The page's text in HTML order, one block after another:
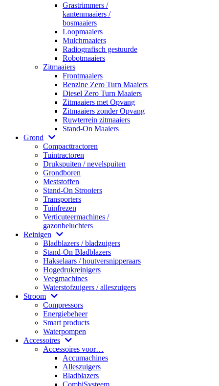
Grastrimmers /
kantenmaaiers /
bosmaaiers
Loopmaaiers
Mulchmaaiers
Radiografisch gestuurde
Robotmaaiers
Zitmaaiers
Frontmaaiers
Benzine Zero Turn Maaiers
Diesel Zero Turn Maaiers
Zitmaaiers met Opvang
Zitmaaiers zonder Opvang
Ruwterrein zitmaaiers
Stand-On Maaiers
Grond
Compacttractoren
Tuintractoren
Drukspuiten / nevelspuiten
Grondboren
Meststoffen
Stand-On Strooiers
Transporters
Tuinfrezen
Verticuteermachines /
gazonbeluchters
Reinigen
Bladblazers / bladzuigers
Stand-On Bladblazers
Hakselaars / houtversnipperaars
Hogedrukreinigers
Veegmachines
Waterstofzuigers / alleszuigers
Stroom
Compressors
Energiebeheer
Smart products
Waterpompen
Accessoires
Accessoires voor…
Accumachines
Alleszuigers
Bladblazers
CombiSysteem